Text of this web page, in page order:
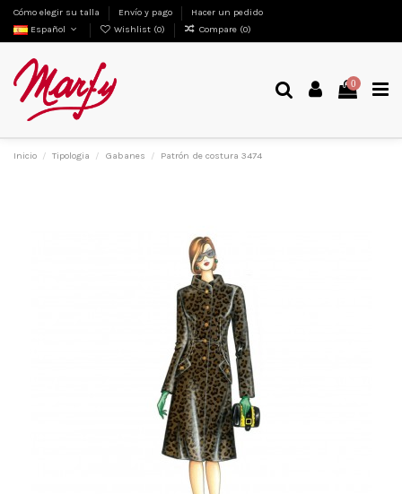
Cómo elegir su talla Envío y pago
Hacer un pedido
Español
Wishlist (0) Compare (0)
0
Inicio Tipologia Gabanes Patrón de costura 3474